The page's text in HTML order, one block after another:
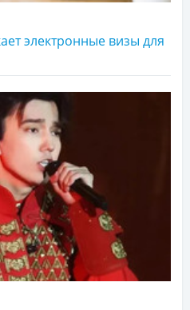
электронные визы для